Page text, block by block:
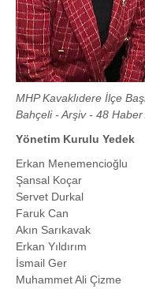
MHP Kavaklıdere İlçe
Bahçeli - Arşiv - 48 Haber
Yönetim Kurulu Yedek
Erkan Menemencioğlu
Şansal Koçar
Servet Durkal
Faruk Can
Akın Sarıkavak
Erkan Yıldırım
İsmail Ger
Muhammet Ali Çizme